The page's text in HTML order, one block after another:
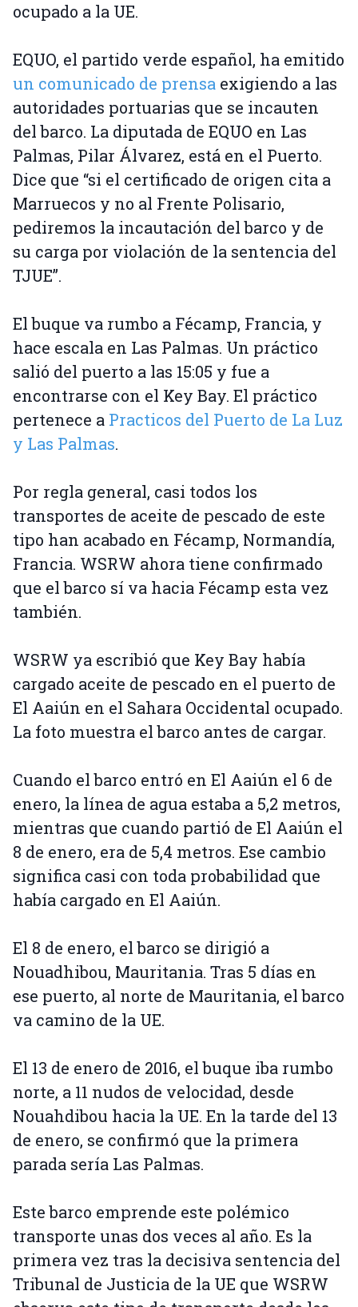
ocupado a la UE.
EQUO, el partido verde español, ha emitido
un comunicado de prensa exigiendo a las
autoridades portuarias que se incauten
del barco. La diputada de EQUO en Las
Palmas, Pilar Álvarez, está en el Puerto.
Dice que “si el certificado de origen cita a
Marruecos y no al Frente Polisario,
pediremos la incautación del barco y de
su carga por violación de la sentencia del
TJUE”.
El buque va rumbo a Fécamp, Francia, y
hace escala en Las Palmas. Un práctico
salió del puerto a las 15:05 y fue a
encontrarse con el Key Bay. El práctico
pertenece a Practicos del Puerto de La Luz
y Las Palmas.
Por regla general, casi todos los
transportes de aceite de pescado de este
tipo han acabado en Fécamp, Normandía,
Francia. WSRW ahora tiene confirmado
que el barco sí va hacia Fécamp esta vez
también.
WSRW ya escribió que Key Bay había
cargado aceite de pescado en el puerto de
El Aaiún en el Sahara Occidental ocupado.
La foto muestra el barco antes de cargar.
Cuando el barco entró en El Aaiún el 6 de
enero, la línea de agua estaba a 5,2 metros,
mientras que cuando partió de El Aaiún el
8 de enero, era de 5,4 metros. Ese cambio
significa casi con toda probabilidad que
había cargado en El Aaiún.
El 8 de enero, el barco se dirigió a
Nouadhibou, Mauritania. Tras 5 días en
ese puerto, al norte de Mauritania, el barco
va camino de la UE.
El 13 de enero de 2016, el buque iba rumbo
norte, a 11 nudos de velocidad, desde
Nouahdibou hacia la UE. En la tarde del 13
de enero, se confirmó que la primera
parada sería Las Palmas.
Este barco emprende este polémico
transporte unas dos veces al año. Es la
primera vez tras la decisiva sentencia del
Tribunal de Justicia de la UE que WSRW